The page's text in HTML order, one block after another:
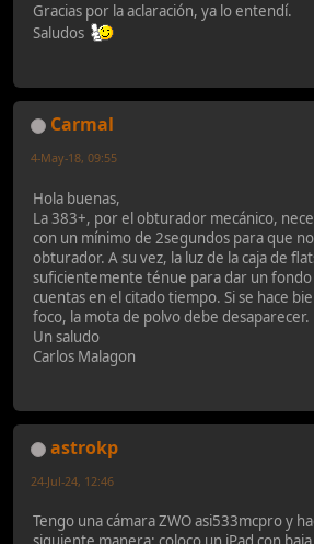
Gracias por la aclaración, ya lo entendí.
Saludos
Carmal
4-May-18, 09:55
Hola buenas,
La 383+, por el obturador mecánico,
con un mínimo de 2segundos para que
obturador. A su vez, la luz de la caja de
suficientemente ténue para dar un fondo
cuentas en el citado tiempo. Si se hace
foco, la mota de polvo debe desaparecer.
Un saludo
Carlos Malagon
astrokp
24-Jul-24, 12:46
Tengo una cámara ZWO asi533mcpro y